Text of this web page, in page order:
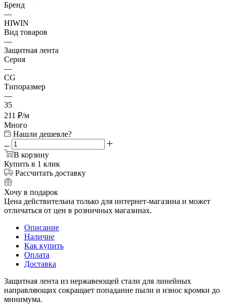
Бренд
—
HIWIN
Вид товаров
—
Защитная лента
Серия
—
CG
Типоразмер
—
35
211 ₽/м
Много
Нашли дешевле?
В корзину
Купить в 1 клик
Рассчитать доставку
Хочу в подарок
Цена действительна только для интернет-магазина и может
отличаться от цен в розничных магазинах.
Описание
Наличие
Как купить
Оплата
Доставка
Защитная лента из нержавеющей стали для линейных
направляющих сокращает попадание пыли и износ кромки до
минимума.